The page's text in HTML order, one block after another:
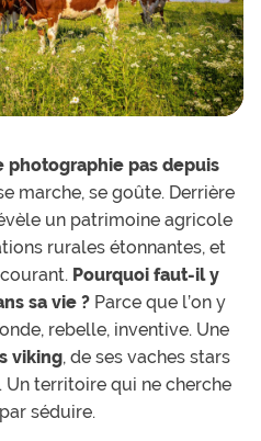
photographie pas depuis
marche, se goûte. Derrière
un patrimoine agricole
rurales étonnantes, et
Pourquoi faut-il y
sa vie ? Parce que l’on y
rebelle, inventive. Une
viking, de ses vaches stars
territoire qui ne cherche
séduire.